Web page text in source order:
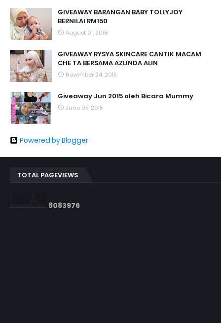
GIVEAWAY BARANGAN BABY TOLLYJOY
BERNILAI RM150
August 01, 2018
GIVEAWAY RYSYA SKINCARE CANTIK MACAM
CHE TA BERSAMA AZLINDA ALIN
November 24, 2015
Giveaway Jun 2015 oleh Bicara Mummy
June 05, 2015
Powered by Blogger
TOTAL PAGEVIEWS
8083976